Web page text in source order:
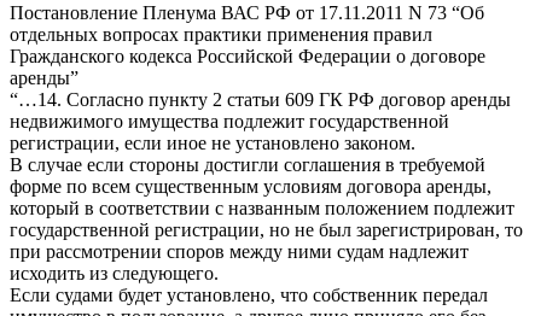
Постановление Пленума ВАС РФ от 17.11.2011 N 73 “Об
отдельных вопросах практики применения правил
Гражданского кодекса Российской Федерации о договоре
аренды”
“…14. Согласно пункту 2 статьи 609 ГК РФ договор аренды
недвижимого имущества подлежит государственной
регистрации, если иное не установлено законом.
В случае если стороны достигли соглашения в требуемой
форме по всем существенным условиям договора аренды,
который в соответствии с названным положением подлежит
государственной регистрации, но не был зарегистрирован, то
при рассмотрении споров между ними судам надлежит
исходить из следующего.
Если судами будет установлено, что собственник передал